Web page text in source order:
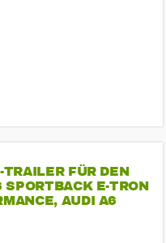
TRAILER FÜR DEN
SPORTBACK E-TRON
AUDI A6